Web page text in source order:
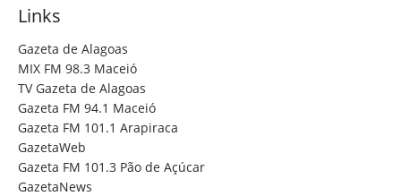
Links
Gazeta de Alagoas
MIX FM 98.3 Maceió
TV Gazeta de Alagoas
Gazeta FM 94.1 Maceió
Gazeta FM 101.1 Arapiraca
GazetaWeb
Gazeta FM 101.3 Pão de Açúcar
GazetaNews